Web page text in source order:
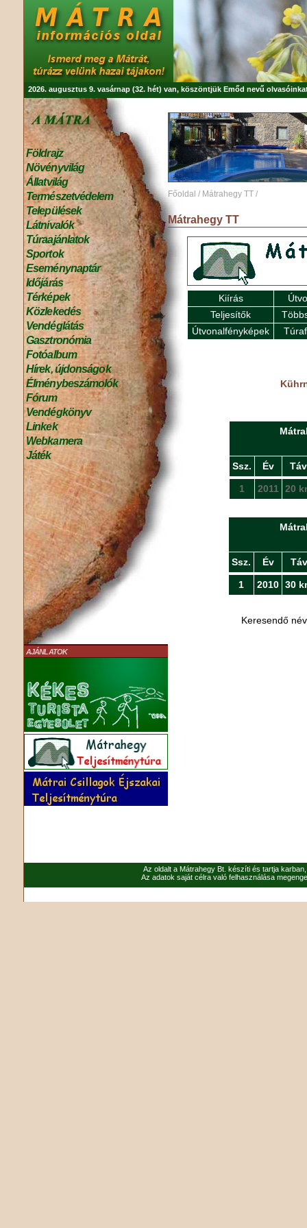
2026. augusztus 9. vasárnap (32. hét) van, köszöntjük Emőd nevű
Földrajz
Növényvilág
Állatvilág
Természetvédelem
Települések
Látnivalók
Túraajánlatok
Sportok
Eseménynaptár
Időjárás
Térképek
Közlekedés
Vendéglátás
Gasztronómia
Fotóalbum
Hírek, újdonságok
Élménybeszámolók
Fórum
Vendégkönyv
Linkek
Webkamera
Játék
AJÁNLATOK
Főoldal / Mátrahegy TT /
Mátrahegy TT
Kiírás
Teljesítők
Útvonalfényképek
Ssz. Év Táv
1 2011 20
Ssz. Év Táv
1 2010 30
Keresendő
Az oldalt a Mátrahegy Bt. készíti és tartja
Az adatok saját célra való felhasználása